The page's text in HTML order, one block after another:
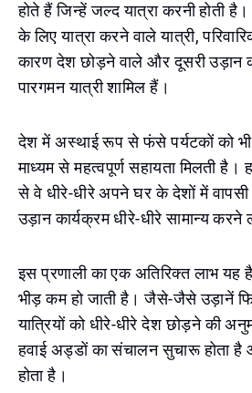
होते हैं जिन्हें जल्द यात्रा करनी होती
के लिए यात्रा करने वाले यात्री,
कारण देश छोड़ने वाले और दूसरी उड़ान
पारगमन यात्री शामिल हैं।
देश में अस्थाई रूप से फंसे पर्यटकों को
माध्यम से महत्वपूर्ण सहायता मिलती है।
से वे धीरे-धीरे अपने घर के देशों में
उड़ान कार्यक्रम धीरे-धीरे सामान्य
इस प्रणाली का एक अतिरिक्त लाभ यह
भीड़ कम हो जाती है। जैसे-जैसे उड़ानें
यात्रियों को धीरे-धीरे देश छोड़ने की
हवाई अड्डों का संचालन सुचारू होता है
होता है।